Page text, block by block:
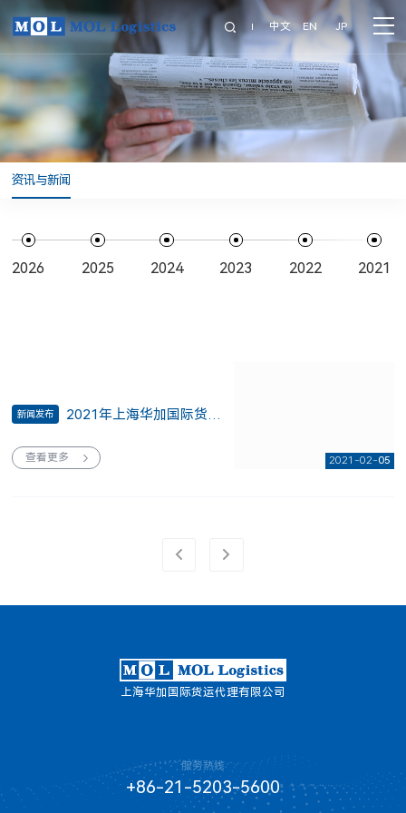
中文 EN JP
资讯与新闻
2026 2025 2024 2023 2022 2021
05
2021-02
新闻发布 2021年上海华加国际货运代理有限公司通过CASS Associate申请
查看更多
上海华加国际货运代理有限公司
服务热线
+86-21-5203-5600